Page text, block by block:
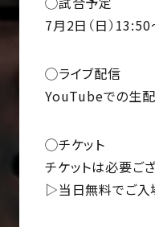
7月2日（日）13:50
◯ライブ配信
YouTubeでの生配
◯チケット
チケットは必要ご
▷当日無料でご入